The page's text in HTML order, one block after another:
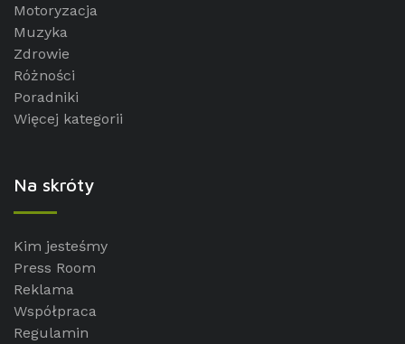
Motoryzacja
Muzyka
Zdrowie
Różności
Poradniki
Więcej kategorii
Na skróty
Kim jesteśmy
Press Room
Reklama
Współpraca
Regulamin